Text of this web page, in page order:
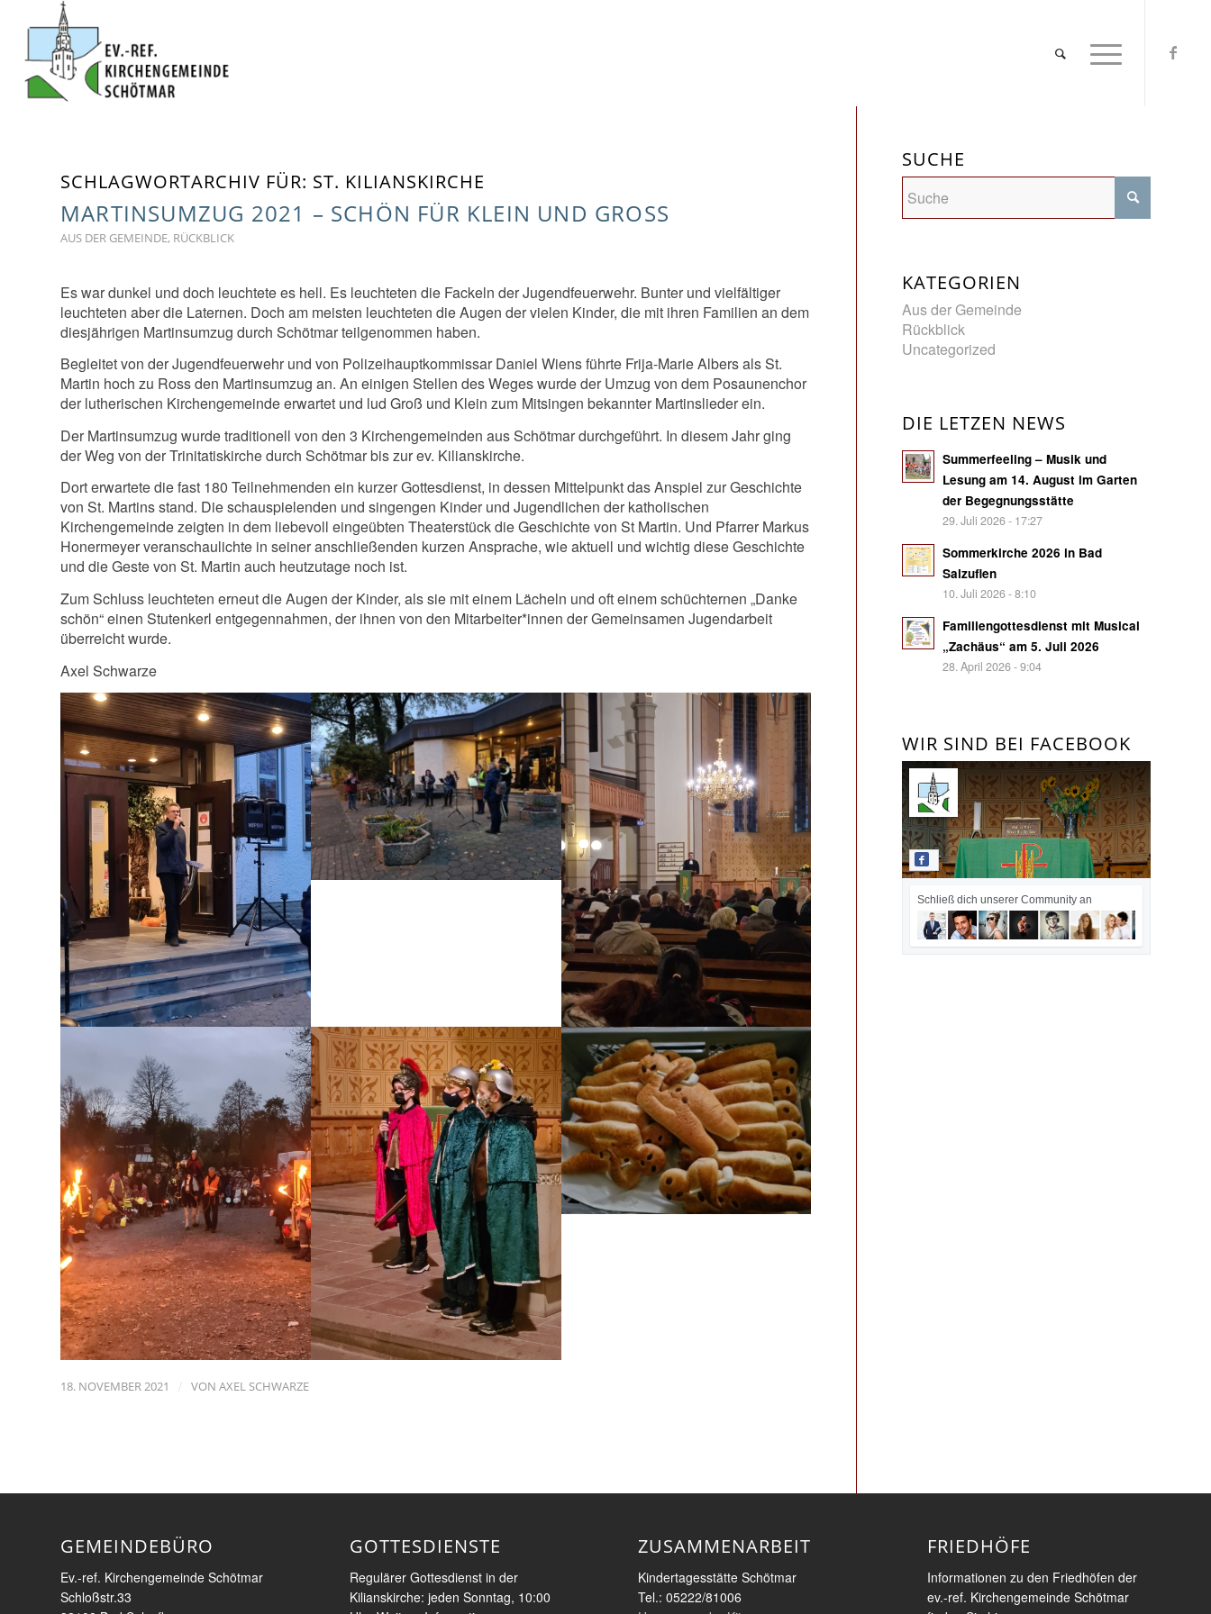
SCHLAGWORTARCHIV FÜR: ST. KILIANSKIRCHE
MARTINSUMZUG 2021 – SCHÖN FÜR KLEIN UND GROSS
AUS DER GEMEINDE, RÜCKBLICK
Es war dunkel und doch leuchtete es hell. Es leuchteten die Fackeln der Jugendfeuerwehr. Bunter und vielfältiger
leuchteten aber die Laternen. Doch am meisten leuchteten die Augen der vielen Kinder, die mit ihren Familien an dem
diesjährigen Martinsumzug durch Schötmar teilgenommen haben.
Begleitet von der Jugendfeuerwehr und von Polizeihauptkommissar Daniel Wiens führte Frija-Marie Albers als St.
Martin hoch zu Ross den Martinsumzug an. An einigen Stellen des Weges wurde der Umzug von dem Posaunenchor
der lutherischen Kirchengemeinde erwartet und lud Groß und Klein zum Mitsingen bekannter Martinslieder ein.
Der Martinsumzug wurde traditionell von den 3 Kirchengemeinden aus Schötmar durchgeführt. In diesem Jahr ging
der Weg von der Trinitatiskirche durch Schötmar bis zur ev. Kilianskirche.
Dort erwartete die fast 180 Teilnehmenden ein kurzer Gottesdienst, in dessen Mittelpunkt das Anspiel zur Geschichte
von St. Martins stand. Die schauspielenden und singengen Kinder und Jugendlichen der katholischen
Kirchengemeinde zeigten in dem liebevoll eingeübten Theaterstück die Geschichte von St Martin. Und Pfarrer Markus
Honermeyer veranschaulichte in seiner anschließenden kurzen Ansprache, wie aktuell und wichtig diese Geschichte
und die Geste von St. Martin auch heutzutage noch ist.
Zum Schluss leuchteten erneut die Augen der Kinder, als sie mit einem Lächeln und oft einem schüchternen „Danke
schön“ einen Stutenkerl entgegennahmen, der ihnen von den Mitarbeiter*innen der Gemeinsamen Jugendarbeit
überreicht wurde.
Axel Schwarze
18. NOVEMBER 2021 / VON AXEL SCHWARZE
SUCHE
KATEGORIEN
Aus der Gemeinde
Rückblick
Uncategorized
DIE LETZEN NEWS
Summerfeeling – Musik und
Lesung am 14. August im Garten
der Begegnungsstätte
29. Juli 2026 - 17:27
Sommerkirche 2026 in Bad
Salzuflen
10. Juli 2026 - 8:10
Familiengottesdienst mit Musical
„Zachäus“ am 5. Juli 2026
28. April 2026 - 9:04
WIR SIND BEI FACEBOOK
Schließ dich unserer Community an
GEMEINDEBÜRO
Ev.-ref. Kirchengemeinde Schötmar
Schloßstr.33
GOTTESDIENSTE
Regulärer Gottesdienst in der
Kilianskirche: jeden Sonntag, 10:00
ZUSAMMENARBEIT
Kindertagesstätte Schötmar
Tel.: 05222/81006
FRIEDHÖFE
Informationen zu den Friedhöfen der
ev.-ref. Kirchengemeinde Schötmar